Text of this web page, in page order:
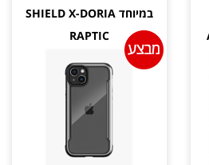
במיוחד SHIELD X-DORIA
RAPTIC